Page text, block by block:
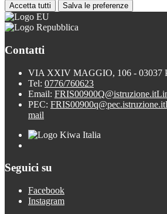
Accetta tutti Salva le preferenze
Contatti
VIA XXIV MAGGIO, 106 - 03037
Tel: 0776/760623
Email: FRIS00900Q@istruzione.it
PEC: FRIS00900q@pec.istruzione.it
mail
Seguici su
Facebook
Instagram